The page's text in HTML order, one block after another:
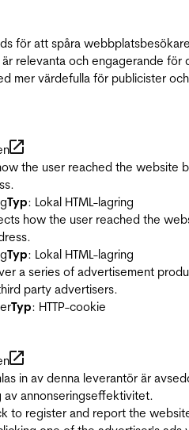
för att spåra
relevanta och engagerande för
mer värdefulla för publicister och
the user reached the website
Typ: Lokal HTML-lagring
how the user reached the
Typ: Lokal HTML-lagring
a series of advertisement
party advertisers.
Typ: HTTP-cookie
in av denna leverantör är
av annonseringseffektivitet.
to register and report the